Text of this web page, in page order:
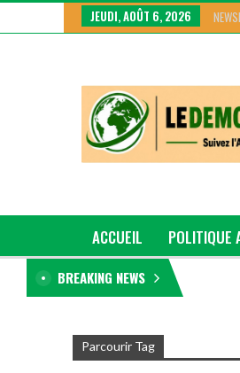
JEUDI, AOÛT 6, 2026
ACCUEIL POLITIQUE
GRAND GENRE
BREAKING NEWS
Parcourir Tag